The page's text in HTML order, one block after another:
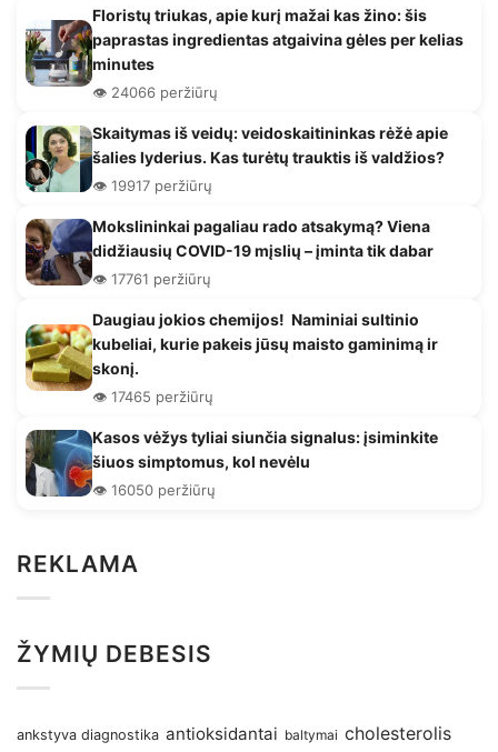
Floristų triukas, apie kurį mažai kas žino: šis
paprastas ingredientas atgaivina gėles per kelias
minutes
👁️ 24066 peržiūrų
Skaitymas iš veidų: veidoskaitininkas rėžė apie
šalies lyderius. Kas turėtų trauktis iš valdžios?
👁️ 19917 peržiūrų
Mokslininkai pagaliau rado atsakymą? Viena
didžiausių COVID-19 mįslių – įminta tik dabar
👁️ 17761 peržiūrų
Daugiau jokios chemijos! Naminiai sultinio
kubeliai, kurie pakeis jūsų maisto gaminimą ir
skonį.
👁️ 17465 peržiūrų
Kasos vėžys tyliai siunčia signalus: įsiminkite
šiuos simptomus, kol nevėlu
👁️ 16050 peržiūrų
REKLAMA
ŽYMIŲ DEBESIS
ankstyva diagnostika antioksidantai baltymai cholesterolis